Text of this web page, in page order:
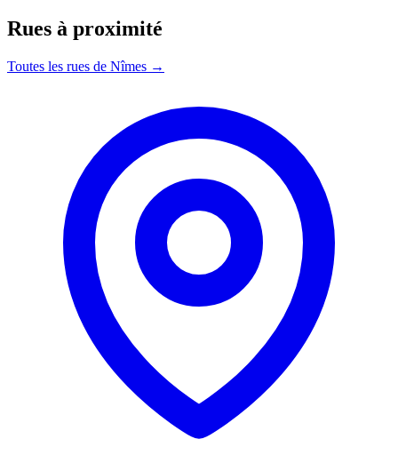
Rues à proximité
Toutes les rues de Nîmes →